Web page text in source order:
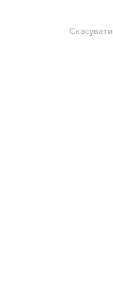
Скасувати